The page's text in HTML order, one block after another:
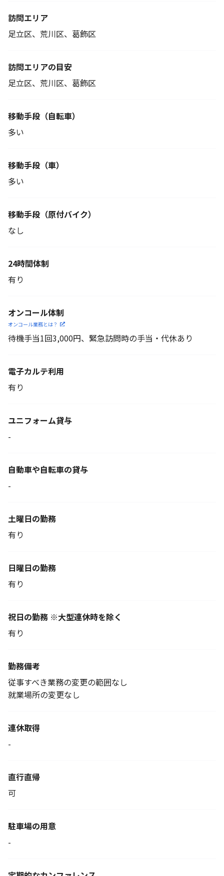
訪問エリア
足立区、荒川区、葛飾区
訪問エリアの目安
足立区、荒川区、葛飾区
移動手段 （自転車）
多い
移動手段（車）
多い
移動手段 （原付バイク）
なし
24時間体制
有り
オンコール体制
オンコール業務とは？
待機手当1回3,000円、緊急訪問時の手当・代休あり
電子カルテ利用
有り
ユニフォーム貸与
-
自動車や自転車の貸与
-
土曜日の勤務
有り
日曜日の勤務
有り
祝日の勤務 ※大型連休時を除く
有り
勤務備考
従事すべき業務の変更の範囲なし
就業場所の変更なし
連休取得
-
直行直帰
可
駐車場の用意
-